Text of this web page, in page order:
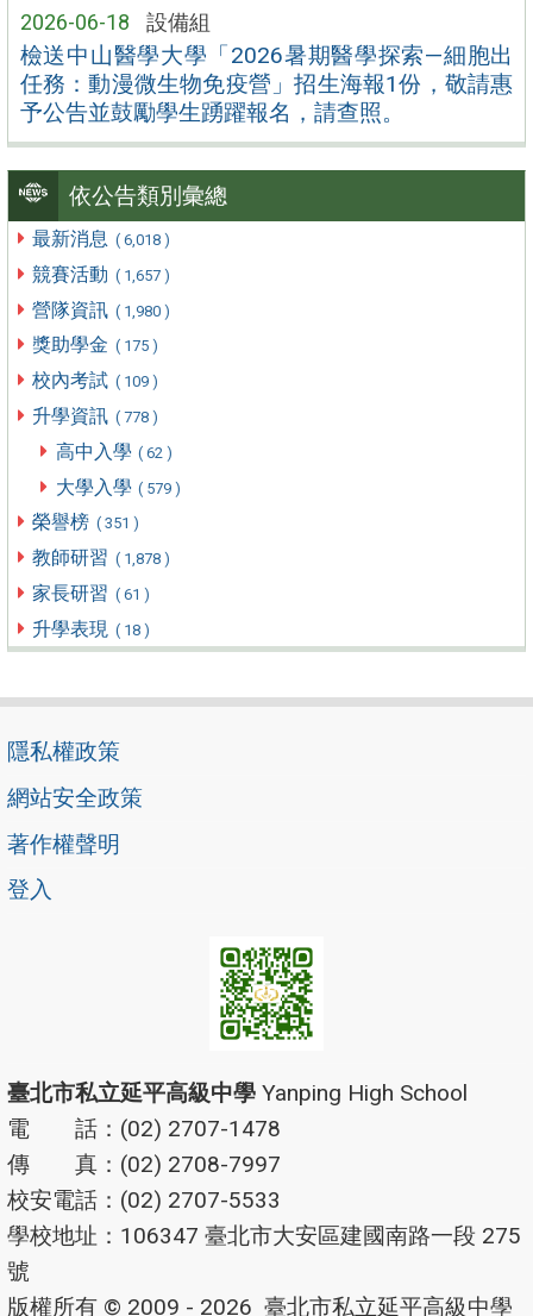
2026-06-18 設備組
檢送中山醫學大學「2026暑期醫學探索—細胞出
任務：動漫微生物免疫營」招生海報1份，敬請惠
予公告並鼓勵學生踴躍報名，請查照。
依公告類別彙總
最新消息 ( 6,018 )
競賽活動 ( 1,657 )
營隊資訊 ( 1,980 )
獎助學金 ( 175 )
校內考試 ( 109 )
升學資訊 ( 778 )
高中入學 ( 62 )
大學入學 ( 579 )
榮譽榜 ( 351 )
教師研習 ( 1,878 )
家長研習 ( 61 )
升學表現 ( 18 )
隱私權政策
網站安全政策
著作權聲明
登入
臺北市私立延平高級中學 Yanping High School
電 話：(02) 2707-1478
傳 真：(02) 2708-7997
校安電話：(02) 2707-5533
學校地址：106347 臺北市大安區建國南路一段 275
號
版權所有 © 2009 - 2026 臺北市私立延平高級中學